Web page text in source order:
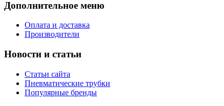
Дополнительное меню
Оплата и доставка
Производители
Новости и статьи
Статьи сайта
Пневматические трубки
Популярные бренды